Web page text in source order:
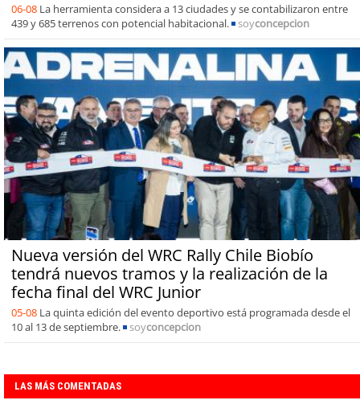
06-08 La herramienta considera a 13 ciudades y se contabilizaron entre
439 y 685 terrenos con potencial habitacional.
soyconcepcion
Nueva versión del WRC Rally Chile Biobío
tendrá nuevos tramos y la realización de la
fecha final del WRC Junior
05-08 La quinta edición del evento deportivo está programada desde el
10 al 13 de septiembre.
soyconcepcion
LAS MÁS COMENTADAS